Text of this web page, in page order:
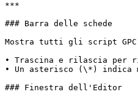
***
### Barra delle schede
Mostra tutti gli script
• Trascina e rilascia per
• Un asterisco (\*) indica
### Finestra dell'Editor